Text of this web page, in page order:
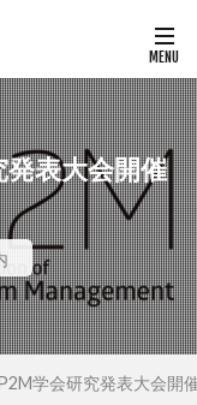
表大会開催
学会研究発表大会開